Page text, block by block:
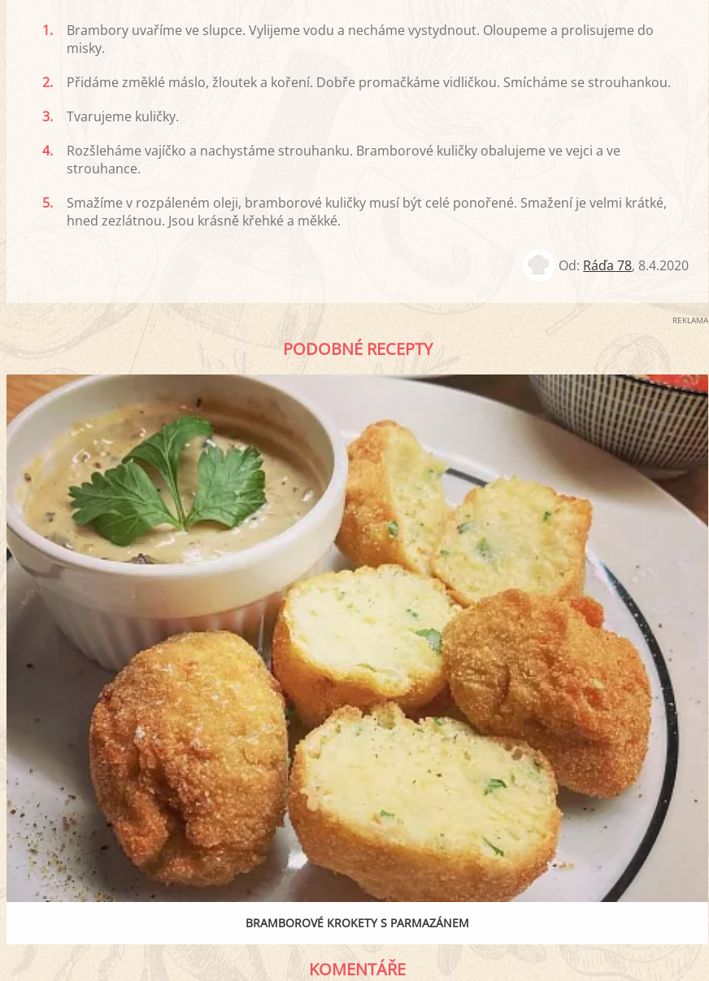
1.
Brambory uvaříme ve slupce. Vylijeme vodu a necháme vystydnout. Oloupeme a prolisujeme do
misky.
2.
Přidáme změklé máslo, žloutek a koření. Dobře promačkáme vidličkou. Smícháme se strouhankou.
3.
Tvarujeme kuličky.
4.
Rozšleháme vajíčko a nachystáme strouhanku. Bramborové kuličky obalujeme ve vejci a ve
strouhance.
5.
Smažíme v rozpáleném oleji, bramborové kuličky musí být celé ponořené. Smažení je velmi krátké,
hned zezlátnou. Jsou krásně křehké a měkké.
Od: Ráďa 78, 8.4.2020
REKLAMA
PODOBNÉ RECEPTY
BRAMBOROVÉ KROKETY S PARMAZÁNEM
KOMENTÁŘE